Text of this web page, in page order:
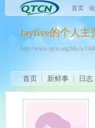
首页
fayfive的个人主
http://www.qtcn.org/bbs/u/
首页 新鲜事 日志